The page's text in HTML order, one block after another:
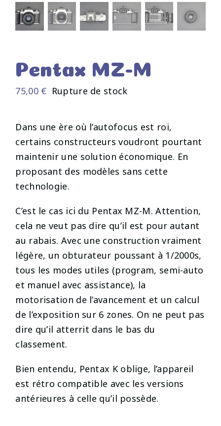
Pentax MZ-M
75,00 € Rupture de stock
Dans une ère où l’autofocus est roi,
certains constructeurs voudront pourtant
maintenir une solution économique. En
proposant des modèles sans cette
technologie.
C’est le cas ici du Pentax MZ-M. Attention,
cela ne veut pas dire qu’il est pour autant
au rabais. Avec une construction vraiment
légère, un obturateur poussant à 1/2000s,
tous les modes utiles (program, semi-auto
et manuel avec assistance), la
motorisation de l’avancement et un calcul
de l’exposition sur 6 zones. On ne peut pas
dire qu’il atterrit dans le bas du
classement.
Bien entendu, Pentax K oblige, l’appareil
est rétro compatible avec les versions
antérieures à celle qu’il possède.